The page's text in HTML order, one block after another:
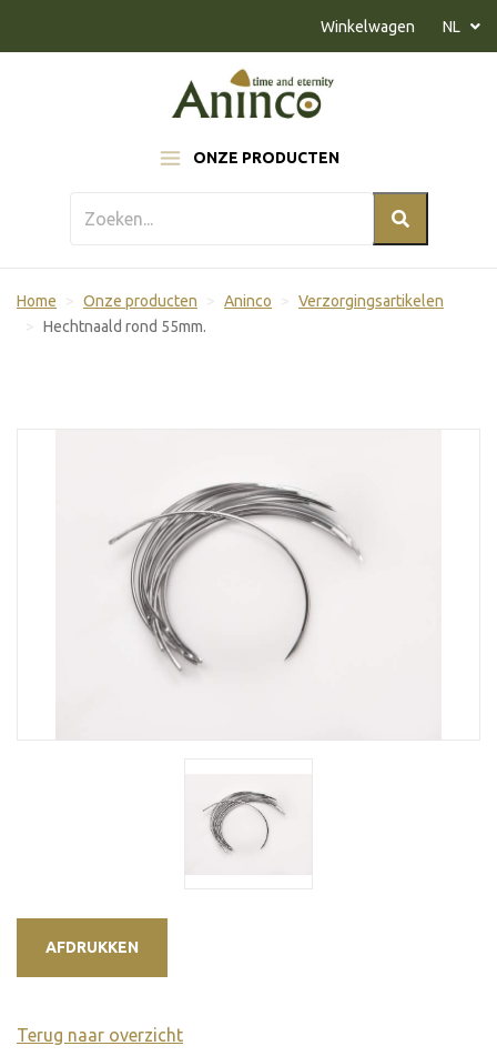
ONZE PRODUCTEN
Winkelwagen NL
Home Onze producten Aninco
Verzorgingsartikelen
Hechtnaald rond 55mm.
AFDRUKKEN
Terug naar overzicht